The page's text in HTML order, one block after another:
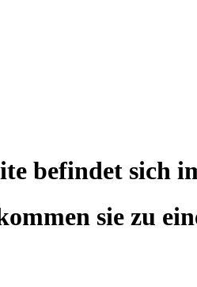
befindet sich
sie zu